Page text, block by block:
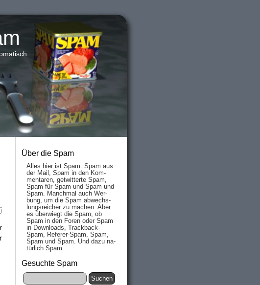
Über die Spam
Alles hier ist Spam. Spam aus
der Mail, Spam in den Kom­
men­taren, ge­twit­ter­te Spam,
Spam für Spam und Spam und
Spam. Manch­mal auch Wer­
bung, um die Spam ab­wechs­
lungs­reich­er zu mach­en. Aber
es über­wiegt die Spam, ob
Spam in den Fo­ren oder Spam
in Down­loads, Track­back-
Spam, Re­fe­rer-Spam, Spam,
Spam und Spam. Und da­zu na­
tür­lich Spam.
Gesuchte Spam